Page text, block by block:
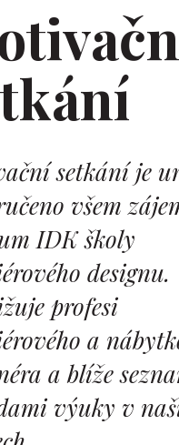
setkání je
všem
IDK školy
designu.
profesi
a
a blíže
výuky v